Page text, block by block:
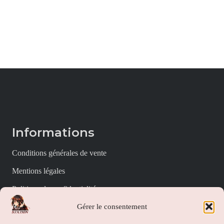
Gérer le consentement
Informations
Conditions générales de vente
Mentions légales
Politique de confidentialité
Politique de cookies (UE)